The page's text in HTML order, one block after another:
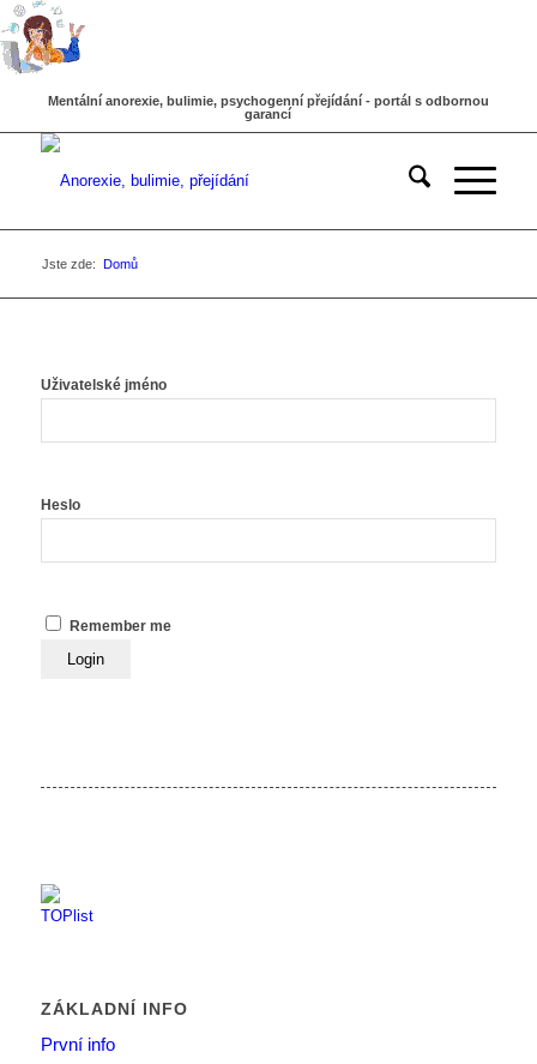
Mentální anorexie, bulimie, psychogenní přejídání - portál s odbornou
garancí
Jste zde: Domů
Uživatelské jméno
Heslo
Remember me
ZÁKLADNÍ INFO
První info